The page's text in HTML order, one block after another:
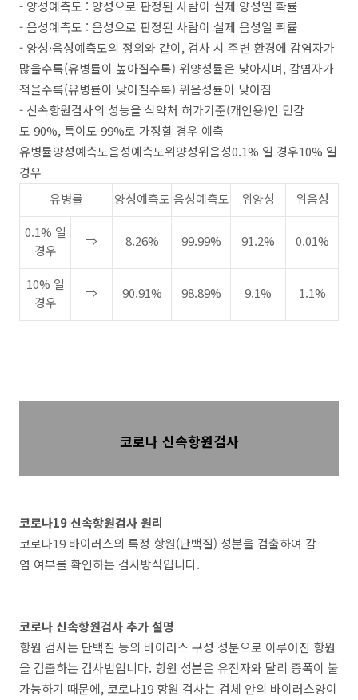
- 양성예측도 : 양성으로 판정된 사람이 실제 양성일 확률
- 음성예측도 : 음성으로 판정된 사람이 실제 음성일 확률
- 양성·음성예측도의 정의와 같이, 검사 시 주변 환경에 감염자가
많을수록(유병률이 높아질수록) 위양성률은 낮아지며, 감염자가
적을수록(유병률이 낮아질수록) 위음성률이 낮아짐
- 신속항원검사의 성능을 식약처 허가기준(개인용)인 민감
도 90%, 특이도 99%로 가정할 경우 예측
유병률양성예측도음성예측도위양성위음성0.1% 일 경우10% 일
경우
유병률
양성예측도 음성예측도 위양성
위음성
0.1% 일
경우
⇒ 8.26% 99.99% 91.2% 0.01%
10% 일
경우
⇒ 90.91% 98.89% 9.1% 1.1%
코로나 신속항원검사
코로나19 신속항원검사 원리
코로나19 바이러스의 특정 항원(단백질) 성분을 검출하여 감
염 여부를 확인하는 검사방식입니다.
코로나 신속항원검사 추가 설명
항원 검사는 단백질 등의 바이러스 구성 성분으로 이루어진 항원
을 검출하는 검사법입니다. 항원 성분은 유전자와 달리 증폭이 불
가능하기 때문에, 코로나19 항원 검사는 검체 안의 바이러스양이